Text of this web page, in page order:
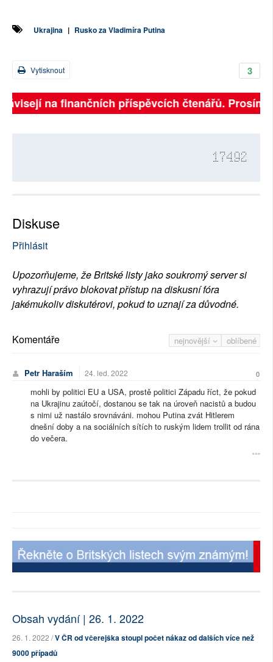
Ukrajina | Rusko za Vladimíra Putina
3
Vytisknout
na finančních příspěvcích čtenářů. Prosíme,
17492
Diskuse
Přihlásit
Upozorňujeme, že Britské listy jako soukromý server si
vyhrazují právo blokovat přístup na diskusní fóra
jakémukoliv diskutérovi, pokud to uznají za důvodné.
nejnovější oblíbené
Komentáře
Petr Haraším 24. led. 2022 0
mohli by politici EU a USA, prostě politici Západu říct, že pokud
na Ukrajinu zaútočí, dostanou se tak na úroveň nacistů a budou
s nimi už nastálo srovnáváni. mohou Putina zvát Hitlerem
dnešní doby a na sociálních sítích to ruským lidem trollit od rána
do večera.
Obsah vydání | 26. 1. 2022
26. 1. 2022 /V ČR od včerejška stoupl počet nákaz od dalších více než
9000 případů